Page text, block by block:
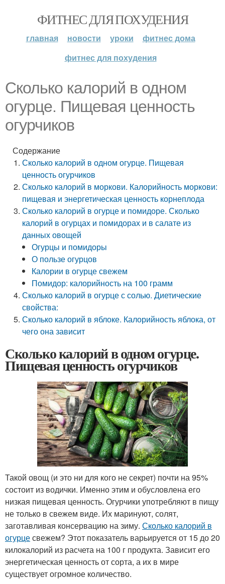
ФИТНЕС ДЛЯ ПОХУДЕНИЯ
главная новости уроки
фитнес дома
фитнес для похудения
Сколько калорий в одном
огурце. Пищевая ценность
огурчиков
Содержание
Сколько калорий в одном огурце. Пищевая
ценность огурчиков
Сколько калорий в моркови. Калорийность моркови:
пищевая и энергетическая ценность корнеплода
Сколько калорий в огурце и помидоре. Сколько
калорий в огурцах и помидорах и в салате из
данных овощей
Огурцы и помидоры
О пользе огурцов
Калории в огурце свежем
Помидор: калорийность на 100 грамм
Сколько калорий в огурце с солью. Диетические
свойства:
Сколько калорий в яблоке. Калорийность яблока, от
чего она зависит
Сколько калорий в одном огурце.
Пищевая ценность огурчиков
Такой овощ (и это ни для кого не секрет) почти на 95%
состоит из водички. Именно этим и обусловлена его
низкая пищевая ценность. Огурчики употребляют в пищу
не только в свежем виде. Их маринуют, солят,
заготавливая консервацию на зиму. Сколько калорий в
огурцесвежем? Этот показатель варьируется от 15 до 20
килокалорий из расчета на 100 г продукта. Зависит его
энергетическая ценность от сорта, а их в мире
существует огромное количество.